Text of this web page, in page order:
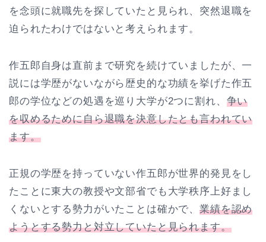
を念頭に就職先を探していたと見られ、突然退職を
迫られたわけではないと考えられます。
作五郎自身は直前まで研究を続けていましたが、一
説には学歴がないながら歴史的な功績を挙げた作五
郎の学位などの処遇を巡り大学が2つに割れ、 争い
を収めるために自ら退職を決意したとも言われてい
ます。
正規の学歴を持っていない作五郎が世界的発見をし
たことに東大の教授や文部省でも大学秩序上好まし
くないとする勢力がいたことは確かで、業績を認め
ようとする勢力と対立していたと見られます。